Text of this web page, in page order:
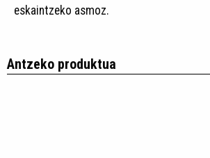
eskaintzeko asmoz.
Antzeko produktua